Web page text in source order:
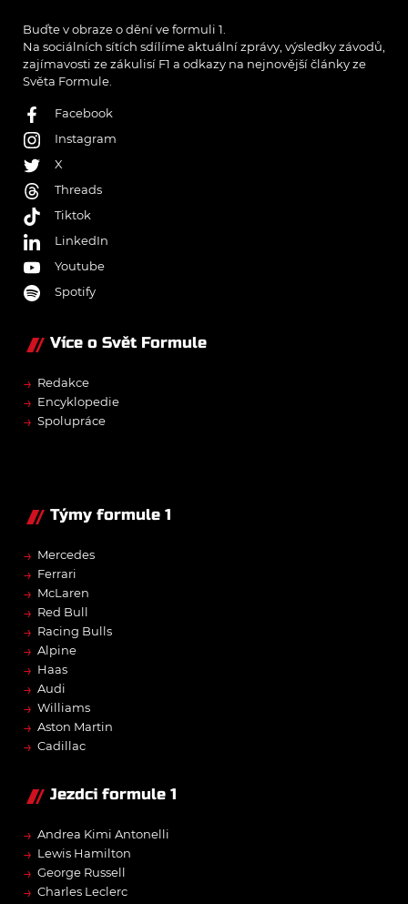
Buďte v obraze o dění ve formuli 1.
Na sociálních sítích sdílíme aktuální zprávy, výsledky závodů,
zajímavosti ze zákulisí F1 a odkazy na nejnovější články ze
Světa Formule.
Facebook
Instagram
X
Threads
Tiktok
LinkedIn
Youtube
Spotify
Více o Svět Formule
→ Redakce
→ Encyklopedie
→ Spolupráce
Týmy formule 1
→ Mercedes
→ Ferrari
→ McLaren
→ Red Bull
→ Racing Bulls
→ Alpine
→ Haas
→ Audi
→ Williams
→ Aston Martin
→ Cadillac
Jezdci formule 1
→ Andrea Kimi Antonelli
→ Lewis Hamilton
→ George Russell
→ Charles Leclerc